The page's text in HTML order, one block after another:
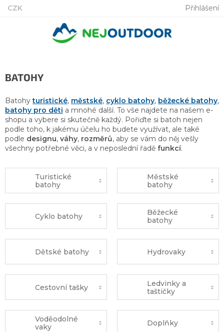
Přejít
CZK Přihlášení
BATOHY
Batohyturistické, městské, cyklo batohy, běžecké batohy,
batohy pro děti a mnohé další. To vše najdete na našem e-
shopu a vybere si skutečně každý. Pořiďte si batoh nejen
podle toho, k jakému účelu ho budete využívat, ale také
podle designu, váhy, rozměrů, aby se vám do něj vešly
všechny potřebné věci, a v neposlední řadě funkcí.
Turistické
batohy
Městské
batohy
Cyklo batohy
Běžecké
batohy
Dětské batohy Hydrovaky
Cestovní tašky
Ledvinky a
taštičky
Voděodolné
vaky
Doplňky